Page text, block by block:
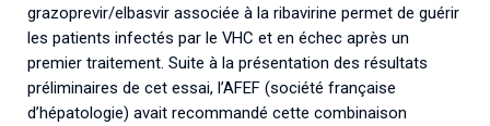
grazoprevir/elbasvir associée à la ribavirine permet de guérir
les patients infectés par le VHC et en échec après un
premier traitement. Suite à la présentation des résultats
préliminaires de cet essai, l’AFEF (société française
d’hépatologie) avait recommandé cette combinaison